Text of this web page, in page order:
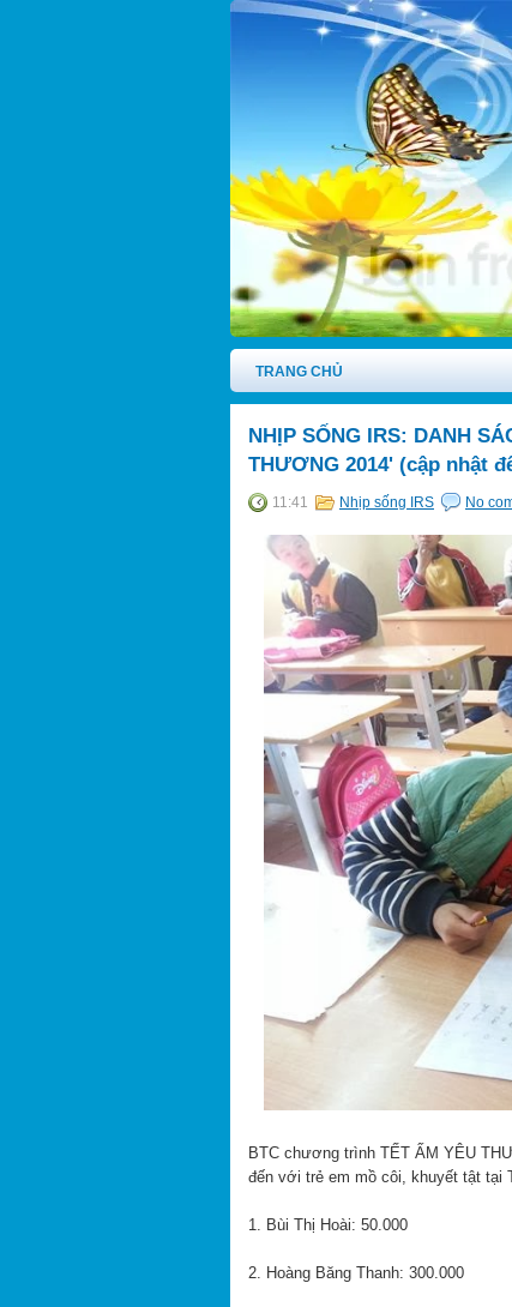
TRANG CHỦ
NHỊP SỐNG IRS: DANH
THƯƠNG 2014' (cập nhật
11:41 Nhịp sống IRS No
BTC chương trình TẾT ẤM YÊU
đến với trẻ em mồ côi, khuyết tật tại
1. Bùi Thị Hoài: 50.000
2. Hoàng Băng Thanh: 300.000